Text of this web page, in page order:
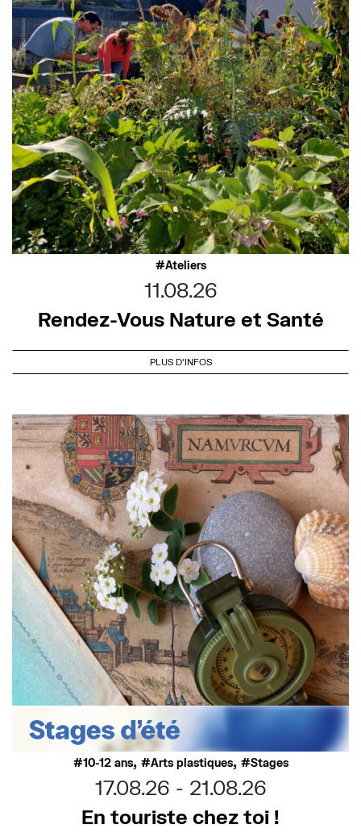
Ateliers
11.08.26
Rendez-Vous Nature et Santé
PLUS D'INFOS
10-12 ans, Arts plastiques, Stages
17.08.26
21.08.26
En touriste chez toi !